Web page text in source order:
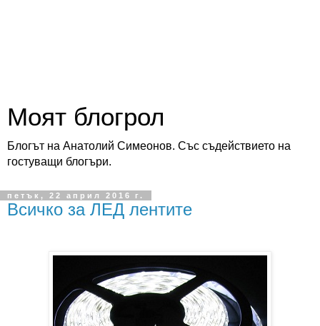
Моят блогрол
Блогът на Анатолий Симеонов. Със съдействието на
гостуващи блогъри.
петък, 22 април 2016 г.
Всичко за ЛЕД лентите